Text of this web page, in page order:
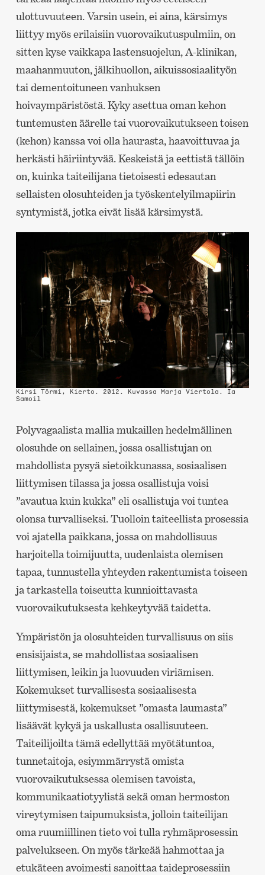
ulottuvuuteen. Varsin usein, ei aina, kärsimys
liittyy myös erilaisiin vuorovaikutuspulmiin, on
sitten kyse vaikkapa lastensuojelun, A-klinikan,
maahanmuuton, jälkihuollon, aikuissosiaalityön
tai dementoituneen vanhuksen
hoivaympäristöstä. Kyky asettua oman kehon
tuntemusten äärelle tai vuorovaikutukseen toisen
(kehon) kanssa voi olla haurasta, haavoittuvaa ja
herkästi häiriintyvää. Keskeistä ja eettistä tällöin
on, kuinka taiteilijana tietoisesti edesautan
sellaisten olosuhteiden ja työskentelyilmapiirin
syntymistä, jotka eivät lisää kärsimystä.
Kirsi Törmi, Kierto. 2012. Kuvassa Marja Viertola. Ia
Samoil
Polyvagaalista mallia mukaillen hedelmällinen
olosuhde on sellainen, jossa osallistujan on
mahdollista pysyä sietoikkunassa, sosiaalisen
liittymisen tilassa ja jossa osallistuja voisi
”avautua kuin kukka” eli osallistuja voi tuntea
olonsa turvalliseksi. Tuolloin taiteellista prosessia
voi ajatella paikkana, jossa on mahdollisuus
harjoitella toimijuutta, uudenlaista olemisen
tapaa, tunnustella yhteyden rakentumista toiseen
ja tarkastella toiseutta kunnioittavasta
vuorovaikutuksesta kehkeytyvää taidetta.
Ympäristön ja olosuhteiden turvallisuus on siis
ensisijaista, se mahdollistaa sosiaalisen
liittymisen, leikin ja luovuuden viriämisen.
Kokemukset turvallisesta sosiaalisesta
liittymisestä, kokemukset ”omasta laumasta”
lisäävät kykyä ja uskallusta osallisuuteen.
Taiteilijoilta tämä edellyttää myötätuntoa,
tunnetaitoja, esiymmärrystä omista
vuorovaikutuksessa olemisen tavoista,
kommunikaatiotyylistä sekä oman hermoston
vireytymisen taipumuksista, jolloin taiteilijan
oma ruumiillinen tieto voi tulla ryhmäprosessin
palvelukseen. On myös tärkeää hahmottaa ja
etukäteen avoimesti sanoittaa taideprosessiin